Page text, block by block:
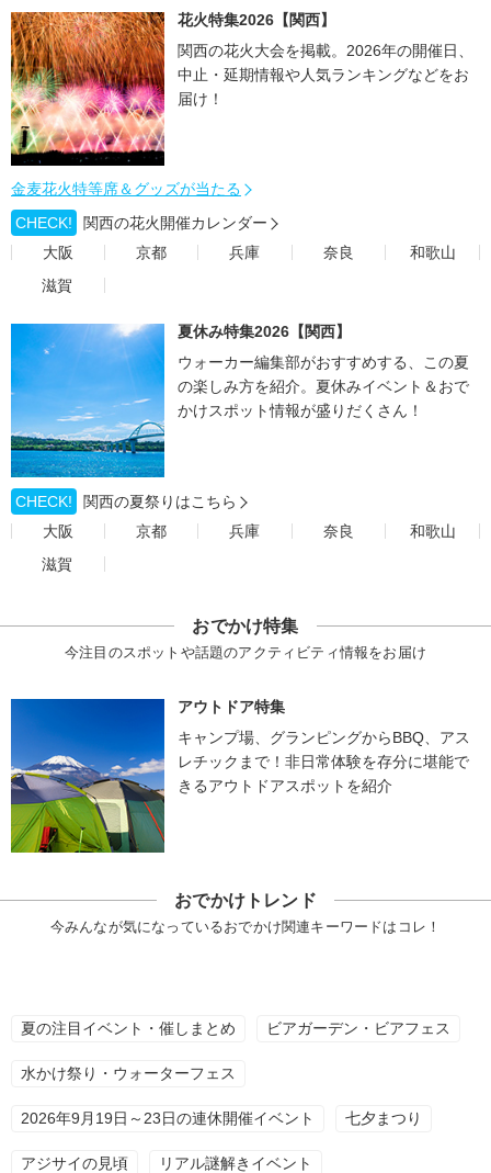
花火特集2026【関西】
関西の花火大会を掲載。2026年の開催日、
中止・延期情報や人気ランキングなどをお
届け！
金麦花火特等席＆グッズが当たる
CHECK!
関西の花火開催カレンダー
大阪
京都 兵庫 奈良
和歌山
滋賀
夏休み特集2026【関西】
ウォーカー編集部がおすすめする、この夏
の楽しみ方を紹介。夏休みイベント＆おで
かけスポット情報が盛りだくさん！
CHECK!
関西の夏祭りはこちら
大阪
京都 兵庫 奈良
和歌山
滋賀
おでかけ特集
今注目のスポットや話題のアクティビティ情報をお届け
アウトドア特集
キャンプ場、グランピングからBBQ、アス
レチックまで！非日常体験を存分に堪能で
きるアウトドアスポットを紹介
おでかけトレンド
今みんなが気になっているおでかけ関連キーワードはコレ！
夏の注目イベント・催しまとめ ビアガーデン・ビアフェス
水かけ祭り・ウォーターフェス
2026年9月19日～23日の連休開催イベント 七夕まつり
アジサイの見頃 リアル謎解きイベント